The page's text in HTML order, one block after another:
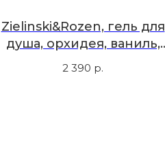
Zielinski&Rozen, гель для
душа, орхидея, ваниль,
амбра, 300 мл
2 390 р.